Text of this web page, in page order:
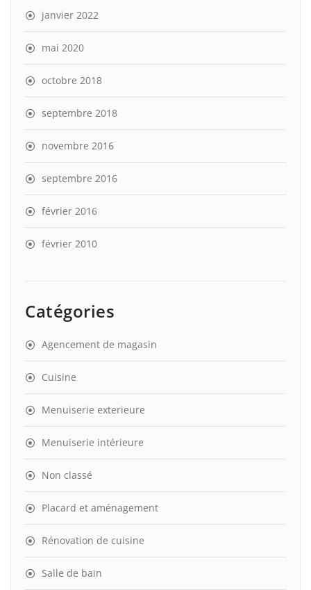
janvier 2022
mai 2020
octobre 2018
septembre 2018
novembre 2016
septembre 2016
février 2016
février 2010
Catégories
Agencement de magasin
Cuisine
Menuiserie exterieure
Menuiserie intérieure
Non classé
Placard et aménagement
Rénovation de cuisine
Salle de bain